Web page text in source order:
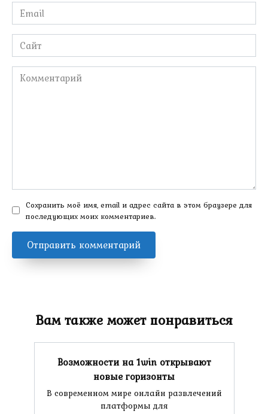
Email
*
Сайт
Комментарий
Сохранить моё имя, email и адрес сайта в этом браузере для
последующих моих комментариев.
Вам также может понравиться
Возможности на 1win открывают
новые горизонты
В современном мире онлайн развлечений
платформы для